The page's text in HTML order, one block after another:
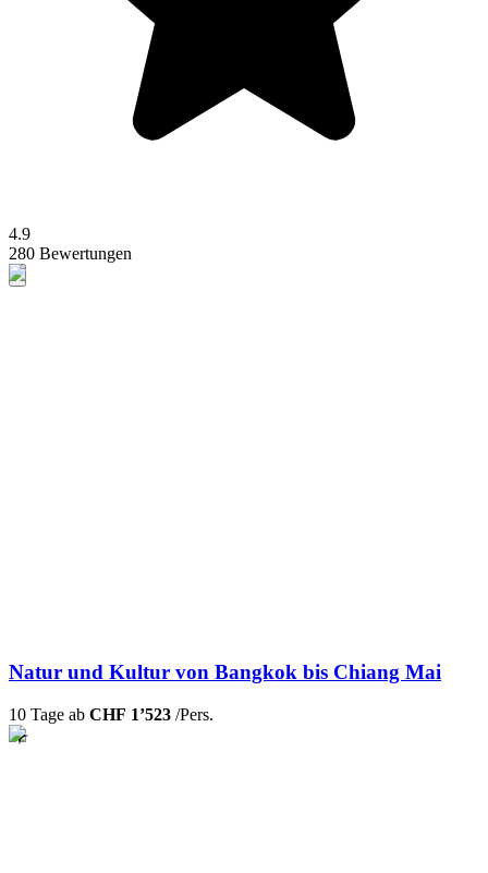
4.9
280 Bewertungen
Natur und Kultur von Bangkok bis Chiang Mai
10 Tage ab CHF 1’523 /Pers.